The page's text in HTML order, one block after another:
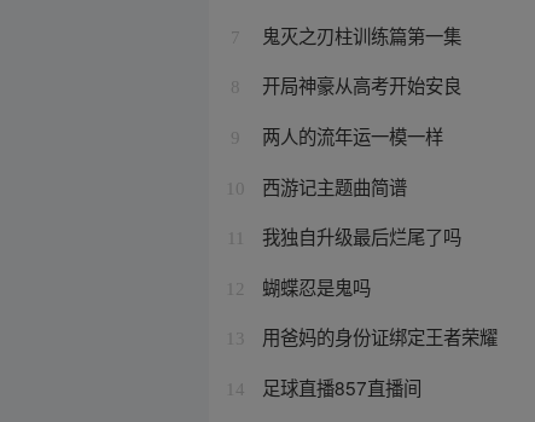
7 鬼灭之刃柱训练篇第一集
8 开局神豪从高考开始安良
9 两人的流年运一模一样
10 西游记主题曲简谱
我独自升级最后烂尾了吗
12 蝴蝶忍是鬼吗
13 用爸妈的身份证绑定王者荣耀
14 足球直播857直播间